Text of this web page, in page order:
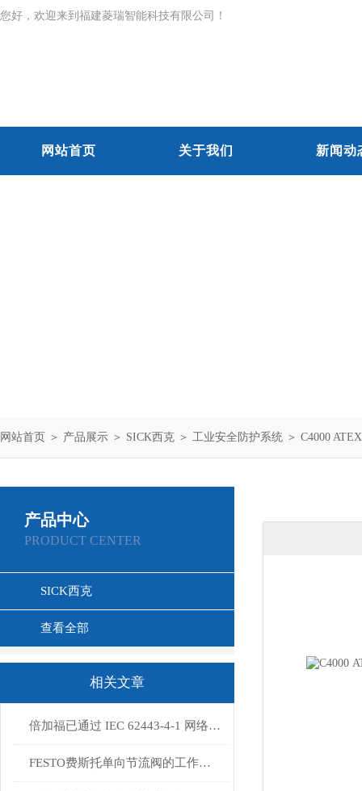
您好，欢迎来到福建菱瑞智能科技有限公司！
网站首页 关于我们 新闻动
网站首页 ＞ 产品展示 ＞ SICK西克 ＞ 工业安全防护系统 ＞ C4000
产品中心
PRODUCT CENTER
SICK西克
查看全部
相关文章
倍加福已通过 IEC 62443-4-1 网络安全标准认证
FESTO费斯托单向节流阀的工作原理与结构特点解析